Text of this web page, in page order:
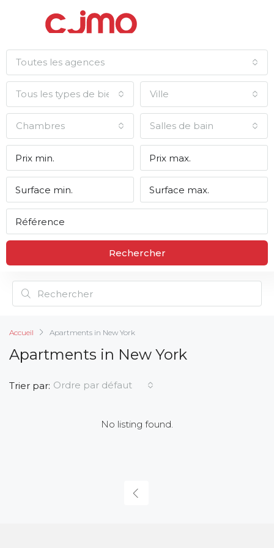
Toutes les agences
Tous les types de biens Ville
Chambres Salles de bain
Rechercher
Accueil Apartments in New York
Apartments in New York
Trier par: Ordre par défaut
No listing found.